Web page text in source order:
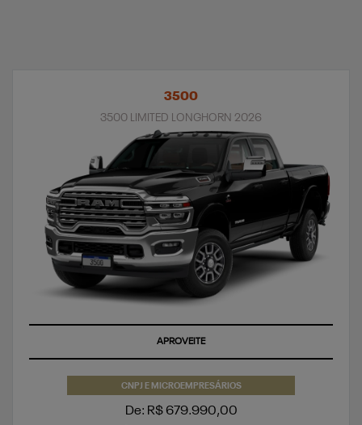
3500
3500 LIMITED LONGHORN 2026
APROVEITE
CNPJ E MICROEMPRESÁRIOS
De: R$ 679.990,00